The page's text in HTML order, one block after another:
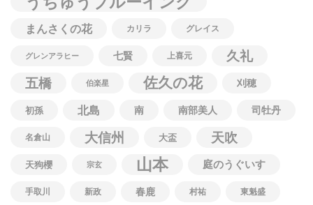
まんさくの花 カリラ グレイス
グレンアラヒー 七賢 上喜元
久礼
五橋
伯楽星 佐久の花 刈穂
初孫 北島 南 南部美人 司牡丹
名倉山 大信州 大盃 天吹
天狗櫻 宗玄 山本 庭のうぐいす
手取川 新政 春鹿 村祐 東魁盛